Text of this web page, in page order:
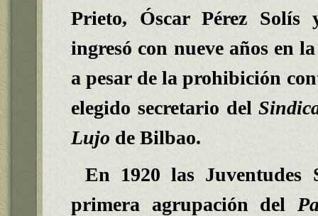
Prieto, Óscar Pérez Solís
ingresó con nueve años en
a pesar de la prohibición
elegido secretario del
Lujo de Bilbao.
En 1920 las Juventudes
primera agrupación del